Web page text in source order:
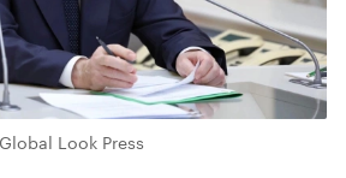
Look Press